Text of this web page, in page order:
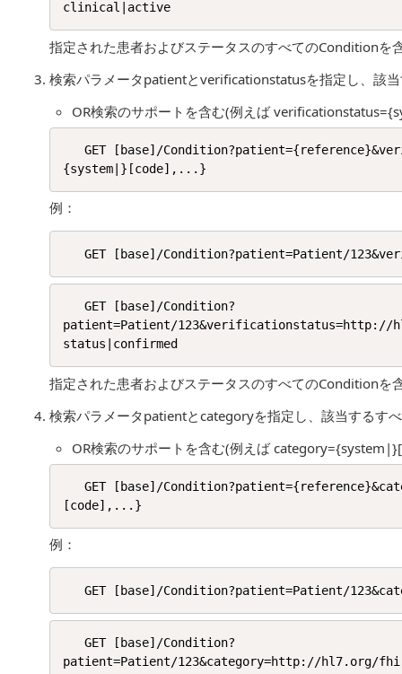
指定された患者およびステータスのすべてのConditionを
検索パラメータpatientとverificationstatusを指定し、該
OR検索のサポートを含む(例えば
   GET [base]/Condition?patient={reference}&verificationstatus={system|}[code]{,
例：
   GET [base]/Condition?
patient=Patient/
指定された患者およびステータスのすべてのConditionを
検索パラメータpatientとcategoryを指定し、該当するす
OR検索のサポートを含む(例えば
   GET [base]/Condition?patient={reference}&category={system|}[code]{,{system|}
例：
   GET [base]/Condition?
patient=Patient/123&category=http://hl7.org/